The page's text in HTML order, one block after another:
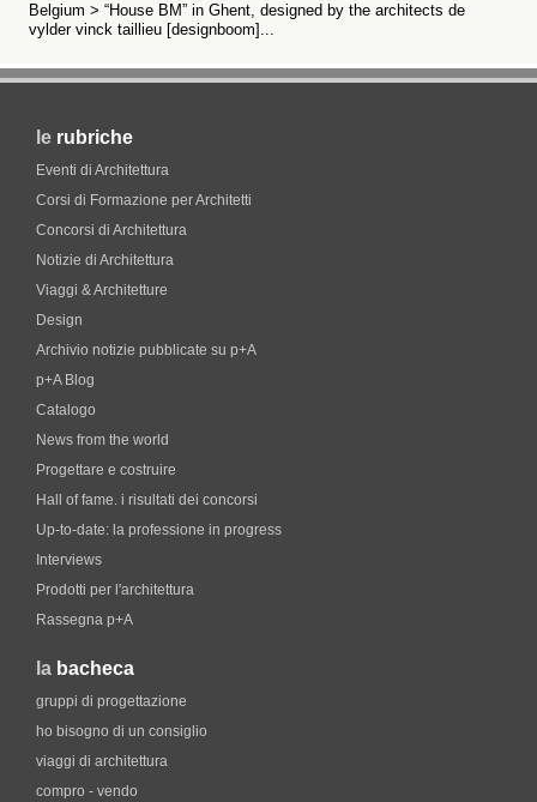
Belgium > “House BM” in Ghent, designed by the architects de
vylder vinck taillieu [designboom]...
le rubriche
Eventi di Architettura
Corsi di Formazione per Architetti
Concorsi di Architettura
Notizie di Architettura
Viaggi & Architetture
Design
Archivio notizie pubblicate su p+A
p+A Blog
Catalogo
News from the world
Progettare e costruire
Hall of fame. i risultati dei concorsi
Up-to-date: la professione in progress
Interviews
Prodotti per l'architettura
Rassegna p+A
la bacheca
gruppi di progettazione
ho bisogno di un consiglio
viaggi di architettura
compro - vendo